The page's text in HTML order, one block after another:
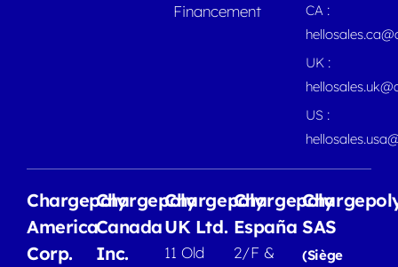
Financement
CA :
UK :
US :
Chargepoly
America
Corp.
Chargepoly
Canada
Inc.
Chargepoly
UK Ltd.
11 Old
Chargepoly
España
2/F &
SAS
(Siège